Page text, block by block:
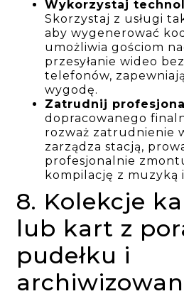
Wykorzystaj
Skorzystaj z usługi
aby wygenerować
umożliwia gościom
przesyłanie wideo
telefonów,
wygodę.
Zatrudnij
dopracowanego
rozważ zatrudnienie
zarządza stacją,
profesjonalnie
kompilację z muzyką
8. Kolekcje
lub kart z
pudełku i